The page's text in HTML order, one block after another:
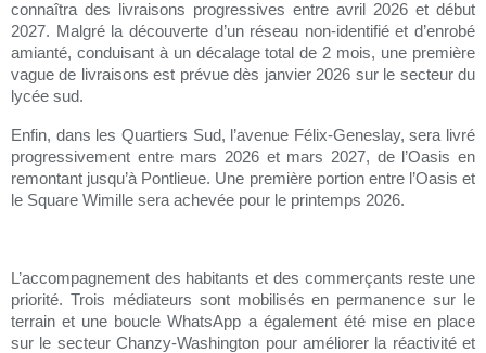
connaîtra des livraisons progressives entre avril 2026 et début
2027. Malgré la découverte d’un réseau non-identifié et d’enrobé
amianté, conduisant à un décalage total de 2 mois, une première
vague de livraisons est prévue dès janvier 2026 sur le secteur du
lycée sud.
Enfin, dans les Quartiers Sud, l’avenue Félix-Geneslay, sera livré
progressivement entre mars 2026 et mars 2027, de l’Oasis en
remontant jusqu’à Pontlieue. Une première portion entre l’Oasis et
le Square Wimille sera achevée pour le printemps 2026.
L’accompagnement des habitants et des commerçants reste une
priorité. Trois médiateurs sont mobilisés en permanence sur le
terrain et une boucle WhatsApp a également été mise en place
sur le secteur Chanzy-Washington pour améliorer la réactivité et